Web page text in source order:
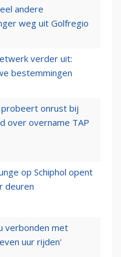
andere
weg uit Golfregio
verder uit:
bestemmingen
onrust bij
over overname TAP
op Schiphol opent
deuren
verbonden met
uur rijden'